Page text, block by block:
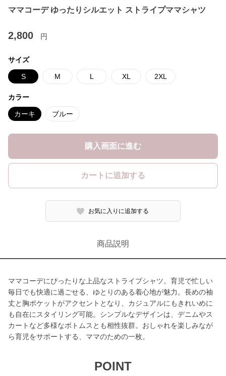
ママコーデ ゆったりシルエット ストライプママシャツ
2,800 円
サイズ
S M L XL 2XL
カラー
カーキ ブルー
購入画面に進む
カートに追加する
お気に入りに追加する
商品説明
ママコーデにぴったりな上品なストライプシャツ。育児で忙しい
毎日でも快適に過ごせる、ゆとりのある着心地が魅力。長めの袖
丈と胸ポケットがアクセントとなり、カジュアルにもきれいめに
も自在にスタイリング可能。シンプルなデザインは、デニムやス
カートなど多様なボトムスとも相性抜群。おしゃれを楽しみなが
ら育児をサポートする、ママのための一枚。
POINT